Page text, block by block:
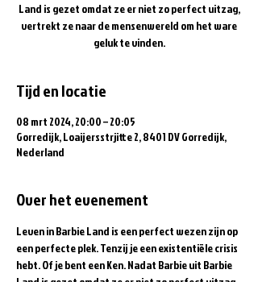
Land is gezet omdat ze er niet zo perfect uitzag,
vertrekt ze naar de mensenwereld om het ware
geluk te vinden.
Tijd en locatie
08 mrt 2024, 20:00 – 20:05
Gorredijk, Loaijersstrjitte 2, 8401 DV Gorredijk,
Nederland
Over het evenement
Leven in Barbie Land is een perfect wezen zijn op
een perfecte plek. Tenzij je een existentiële crisis
hebt. Of je bent een Ken. Nadat Barbie uit Barbie